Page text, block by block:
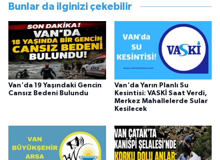
görevini yürütürken istifa edip sosyal medyayı
tercih etmiştir.
Bunlar da ilginizi çekebilir
Van'da 19 Yaşındaki Gencin
Cansız Bedeni Bulundu
Van'da Yarın Planlı Su
Kesintisi: VASKİ Saat Verdi,
Merkez Mahallelerde Sular
Kesilecek